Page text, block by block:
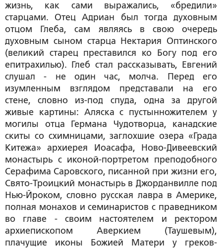
жизнь, как сами выражались, «бредили»
старцами. Отец Адриан был тогда духовным
отцом Глеба, сам являясь в свою очередь
духовным сыном старца Нектария Оптинского
(великий старец преставился ко Богу под его
епитрахилью). Глеб стал рассказывать, Евгений
слушал - не один час, молча. Перед его
изумленным взглядом представали на его
стене, словно из-под спуда, одна за другой
живые картины: Аляска с пустынножителем у
могилы отца Германа Чудотворца, канадские
скиты со схимницами, заглохшие озера «Града
Китежа» архиерея Иоасафа, Ново-Дивеевский
монастырь с иконой-портретом преподобного
Серафима Саровского, писанной при жизни его,
Свято-Троицкий монастырь в Джорданвилле под
Нью-Йроком, словно русская лавра в Америке,
полная монахов и семинаристов с праведником
во главе - своим настоятелем и ректором
архиепископом Аверкием (Таушевым),
плачущие иконы Божией Матери у греков-